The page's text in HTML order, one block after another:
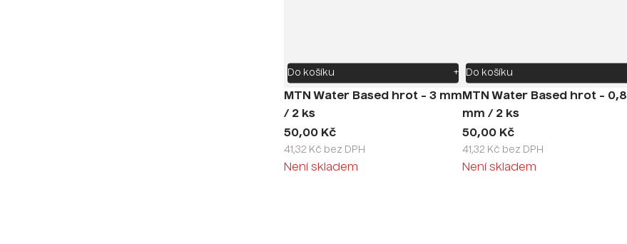
Do košíku +
MTN Water Based hrot - 3 mm
/ 2 ks
50,00 Kč
41,32 Kč bez DPH
Není skladem
Do košíku
MTN Water Based hrot - 0,8
mm / 2 ks
50,00 Kč
41,32 Kč bez DPH
Není skladem